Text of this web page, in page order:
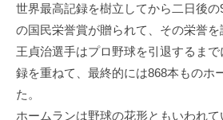
世界最高記録を樹立してから二日後
の国民栄誉賞が贈られて、その栄誉を
王貞治選手はプロ野球を引退するま
録を重ねて、最終的には868本ものホ
た。
ホームランは野球の花形ともいわれ